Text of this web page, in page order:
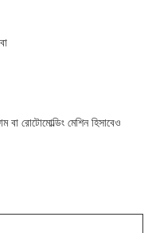
বা রোটোমোল্ডিং মেশিন হিসাবেও